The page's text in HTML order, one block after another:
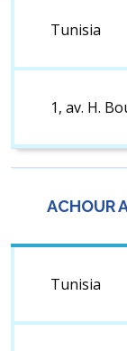
Tunisia
1, av. H.
ACHOUR
Tunisia